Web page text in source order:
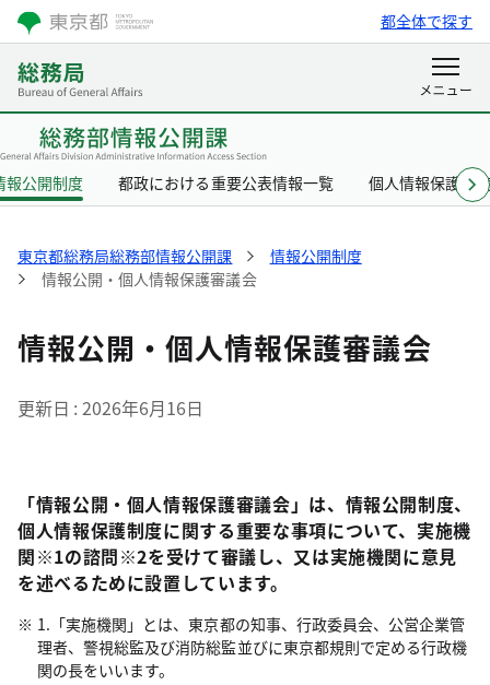
都全体で探す
報公開制度 都政における重要公表情報一覧 個人情報保護制
東京都総務局総務部情報公開課
情報公開制度
情報公開・個人情報保護審議会
情報公開・個人情報保護審議会
更新日 2026年6月16日
「情報公開・個人情報保護審議会」は、情報公開制度、
個人情報保護制度に関する重要な事項について、実施機
関※1の諮問※2を受けて審議し、又は実施機関に意見
を述べるために設置しています。
1.「実施機関」とは、東京都の知事、行政委員会、公営企業管
理者、警視総監及び消防総監並びに東京都規則で定める行政機
関の長をいいます。